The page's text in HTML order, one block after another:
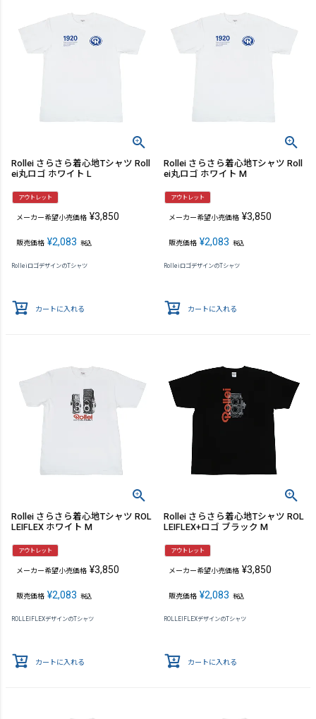
Rollei さらさら着心地Tシャツ Roll
ei丸ロゴ ホワイト L
アウトレット
メーカー希望小売価格 ¥3,850
販売価格 ¥2,083 税込
RolleiロゴデザインのTシャツ
カートに入れる
Rollei さらさら着心地Tシャツ Roll
ei丸ロゴ ホワイト M
アウトレット
メーカー希望小売価格 ¥3,850
販売価格 ¥2,083 税込
RolleiロゴデザインのTシャツ
カートに入れる
Rollei さらさら着心地Tシャツ ROL
LEIFLEX ホワイト M
アウトレット
メーカー希望小売価格 ¥3,850
販売価格 ¥2,083 税込
ROLLEIFLEXデザインのTシャツ
カートに入れる
Rollei さらさら着心地Tシャツ ROL
LEIFLEX+ロゴ ブラック M
アウトレット
メーカー希望小売価格 ¥3,850
販売価格 ¥2,083 税込
ROLLEIFLEXデザインのTシャツ
カートに入れる